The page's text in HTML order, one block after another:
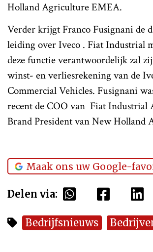
Holland Agriculture EMEA.
Verder krijgt Franco Fusignani de
leiding over Iveco . Fiat Industrial
deze functie verantwoordelijk zal
winst- en verliesrekening van de
Commercial Vehicles. Fusignani
recent de COO van Fiat Industrial
Brand President van New Holland
Maak ons uw Google-
Delen via:
Bedrijfsnieuws